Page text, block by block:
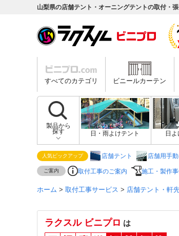
山梨県の店舗テント・オーニングテントの取付・
すべてのカテゴリ ビニールカーテン
製品から
探す
日・雨よけテント 日
人気ピックアップ 店舗テント 店舗用手
ご案内 取付工事のご案内 施工・製作事
ホーム > 取付工事サービス > 店舗テント・軒
ラクスル ビニプロ は